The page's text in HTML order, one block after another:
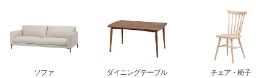
ソファ ダイニングテーブル チェア・椅子